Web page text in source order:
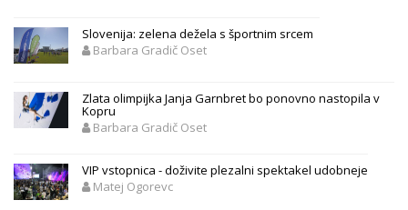
Slovenija: zelena dežela s športnim srcem
Barbara Gradič Oset
Zlata olimpijka Janja Garnbret bo ponovno nastopila v
Kopru
Barbara Gradič Oset
VIP vstopnica - doživite plezalni spektakel udobneje
Matej Ogorevc